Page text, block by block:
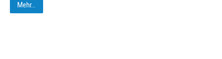
Mehr...